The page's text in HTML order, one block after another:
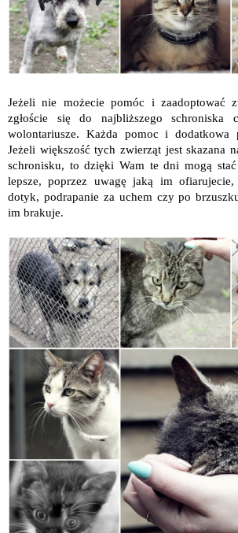
Jeżeli nie możecie pomóc i zaadoptować
zgłoście się do najbliższego schroniska
wolontariusze. Każda pomoc i dodatkowa
Jeżeli większość tych zwierząt jest skazana
schronisku, to dzięki Wam te dni mogą
lepsze, poprzez uwagę jaką im
dotyk, podrapanie za uchem czy po
im brakuje.